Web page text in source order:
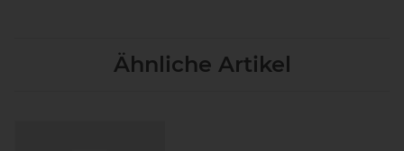
Ähnliche Artikel